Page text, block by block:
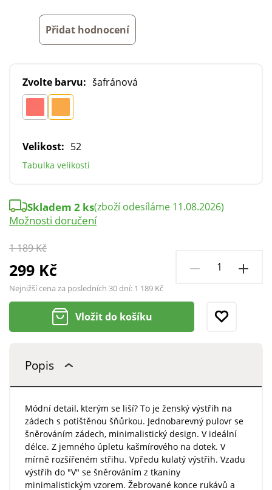
Přidat hodnocení
Zvolte barvu: šafránová
Velikost: 52
Tabulka velikostí
1 189 Kč
299 Kč
Nejnižší cena za posledních 30 dní: 1 189 Kč
Skladem 2 ks(zboží odesíláme 11.08.2026)
Možnosti doručení
Vložit do košíku
Popis
Módní detail, kterým se liší? To je ženský výstřih na
zádech s potištěnou šňůrkou. Jednobarevný pulovr se
šněrováním zádech, minimalistický design. V ideální
délce. Z jemného úpletu kašmírového na dotek. V
mírně rozšířeném střihu. Vpředu kulatý výstřih. Vzadu
výstřih do "V" se šněrováním z tkaniny
minimalistickým vzorem. Žebrované konce rukávů a